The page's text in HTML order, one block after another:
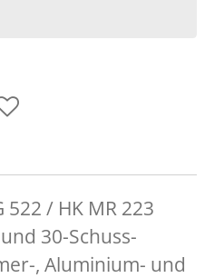
522 / HK MR 223
30-Schuss-
, Aluminium- und